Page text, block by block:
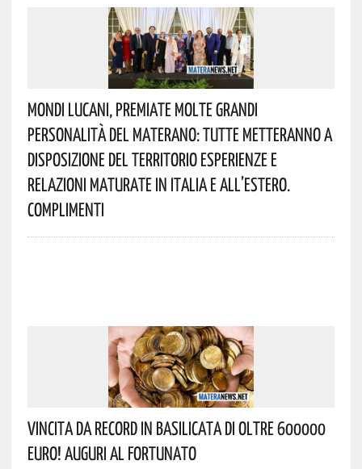
Mondi Lucani, Premiate Molte Grandi
Personalità Del Materano: Tutte Metteranno A
Disposizione Del Territorio Esperienze E
Relazioni Maturate In Italia E All’estero.
Complimenti
Vincita Da Record In Basilicata Di Oltre 600000
Euro! Auguri Al Fortunato